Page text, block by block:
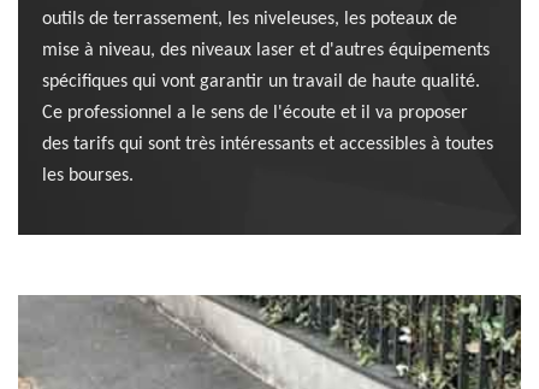
outils de terrassement, les niveleuses, les poteaux de
mise à niveau, des niveaux laser et d'autres équipements
spécifiques qui vont garantir un travail de haute qualité.
Ce professionnel a le sens de l'écoute et il va proposer
des tarifs qui sont très intéressants et accessibles à toutes
les bourses.